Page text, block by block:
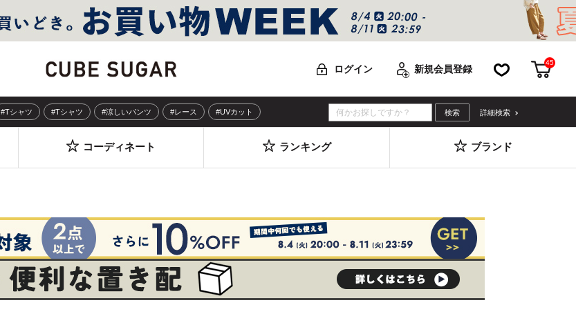
ログイン 新規会員登録 お気に入りカート
45
#Tシャツ #Tシャツ #涼しいパンツ #レース #UVカット 詳細検索
コーディネート ランキング ブランド